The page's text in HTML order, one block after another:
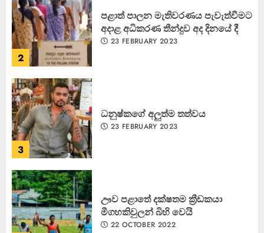
2
පළාත් පාලන මැතිවරණය පැවැත්වීමට
අදාළ අධිකරණ තීන්දුව අද දිනයේ දී
23 FEBRUARY 2023
3
ධනුෂ්කගේ අලුත්ම තත්වය
23 FEBRUARY 2023
ඌව පළාතේ දක්ෂතම ක්‍රීඩකයා
මීගහකිවුලන් බිහි වෙයි
22 OCTOBER 2022